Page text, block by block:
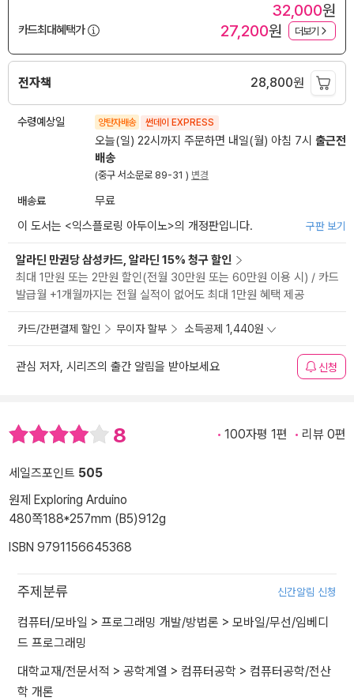
32,000원
카드최대혜택가 27,200원 더보기
전자책 28,800원
수령예상일 양탄자배송 썬데이 EXPRESS
오늘(일) 22시까지 주문하면 내일(월) 아침 7시 출근전
배송
(중구 서소문로 89-31 ) 변경
배송료
무료
이 도서는 <익스플로링 아두이노>의 개정판입니다. 구판 보기
알라딘 만권당 삼성카드, 알라딘 15% 청구 할인
최대 1만원 또는 2만원 할인(전월 30만원 또는 60만원 이용 시) / 카드
발급월 +1개월까지는 전월 실적이 없어도 최대 1만원 혜택 제공
카드/간편결제 할인 무이자 할부 소득공제 1,440원
관심 저자, 시리즈의 출간 알림을 받아보세요 신청
8 100자평 1편 리뷰 0편
세일즈포인트 505
원제 Exploring Arduino
480쪽188*257mm (B5)912g
ISBN 9791156645368
주제분류 신간알림 신청
컴퓨터/모바일 > 프로그래밍 개발/방법론 > 모바일/무선/임베디
드 프로그래밍
대학교재/전문서적 > 공학계열 > 컴퓨터공학 > 컴퓨터공학/전산
학 개론